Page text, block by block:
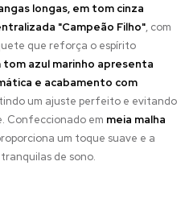
longas, em tom cinza
"Campeão Filho", com
que reforça o espírito
tom azul marinho apresenta
e acabamento com
um ajuste perfeito e evitando
Confeccionado em meia malha
um toque suave e a
de sono.